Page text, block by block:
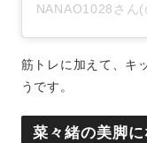
筋トレに加えて、キ
うです。
菜々緒の美脚